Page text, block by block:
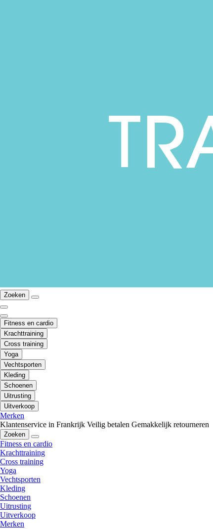
Zoeken
Fitness en cardio
Krachttraining
Cross training
Yoga
Vechtsporten
Kleding
Schoenen
Uitrusting
Uitverkoop
Merken
Klantenservice in Frankrijk Veilig betalen Gemakkelijk retourneren
Zoeken
Fitness en cardio
Krachttraining
Cross training
Yoga
Vechtsporten
Kleding
Schoenen
Uitrusting
Uitverkoop
Merken